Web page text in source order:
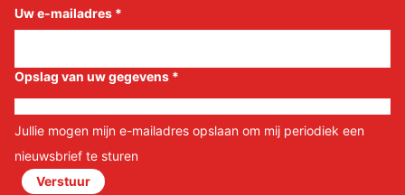
Uw e-mailadres *
Opslag van uw gegevens *
Jullie mogen mijn e-mailadres opslaan om mij periodiek een
nieuwsbrief te sturen
Verstuur